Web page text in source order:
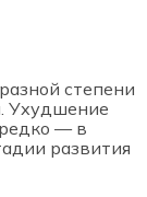
степени
Ухудшение
— в
развития